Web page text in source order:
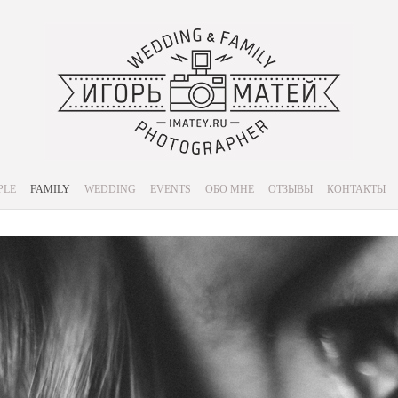
FAMILY WEDDING EVENTS ОБО МНЕ ОТЗЫВЫ КОНТАКТЫ